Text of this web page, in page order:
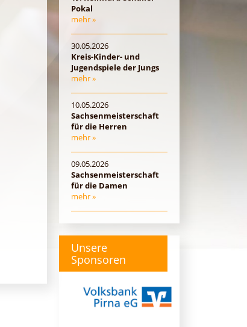
Pokal
mehr »
30.05.2026
Kreis-Kinder- und
Jugendspiele der Jungs
mehr »
10.05.2026
Sachsenmeisterschaft
für die Herren
mehr »
09.05.2026
Sachsenmeisterschaft
für die Damen
mehr »
Unsere
Sponsoren